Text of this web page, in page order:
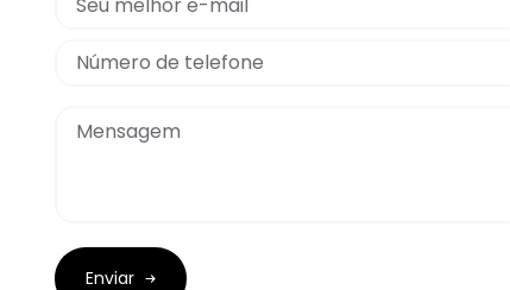
Enviar